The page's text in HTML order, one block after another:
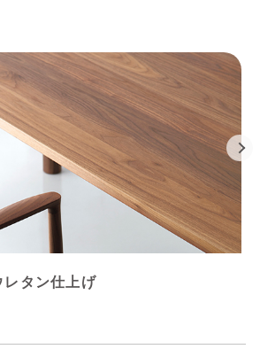
タン仕上げ